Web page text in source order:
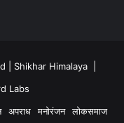
| Shikhar Himalaya |
Labs
अपराध मनोरंजन लोकसमाज